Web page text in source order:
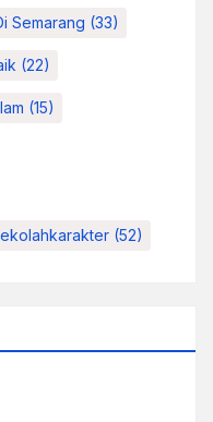
Semarang (33)
(22)
(15)
(52)